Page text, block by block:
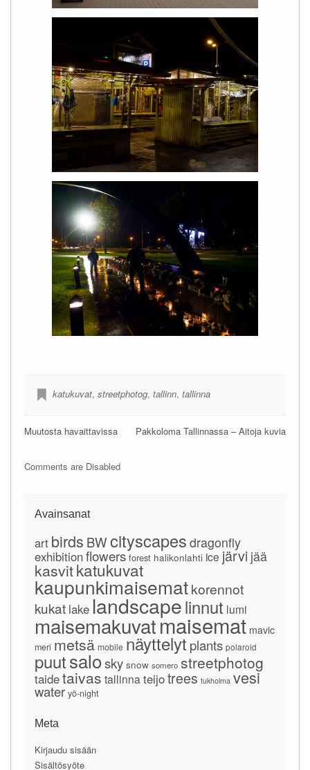
katukuvat, streetphotog, tallinn, tallinna
Pakkoloma Tallinnassa – Aitoja kuvia
Muutosta havaittavissa
Comments are Disabled
Avainsanat
art birds BWcityscapes dragonfly
exhibitionflowers forest halikonlahti ice järvi jää
kasvitkatukuvat
kaupunkimaisematkorennot
kukat lake landscapelinnut lumi
maisemakuvatmaisemat mavic
meri metsä mobile näyttelyt plants polaroid
puutsalosky snow somero streetphotog
taidetaivas tallinna teijotrees tukholma vesi
water yö-night
Meta
Kirjaudu sisään
Sisältösyöte